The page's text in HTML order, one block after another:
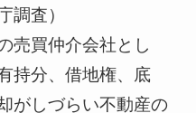
調査）
売買仲介会社とし
持分、借地権、底
がしづらい不動産の